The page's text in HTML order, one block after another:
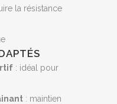
la résistance
: idéal pour
: maintien